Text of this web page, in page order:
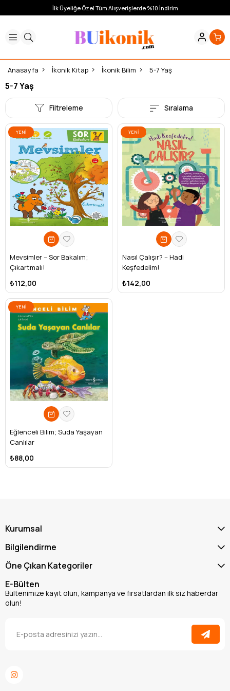
İlk Üyeliğe Özel Tüm Alışverişlerde %10 İndirim
Anasayfa İkonik Kitap İkonik Bilim 5-7 Yaş
5-7 Yaş
Filtreleme Sıralama
Mevsimler – Sor Bakalım;
Çıkartmalı!
₺112,00
YENI
Nasıl Çalışır? – Hadi
Keşfedelim!
₺142,00
YENI
ÜRÜN
Eğlenceli Bilim; Suda Yaşayan
Canlılar
₺88,00
YENI
ÜRÜN
Kurumsal
Bilgilendirme
Öne Çıkan Kategoriler
E-Bülten
Bültenimize kayıt olun, kampanya ve fırsatlardan ilk siz haberdar
olun!